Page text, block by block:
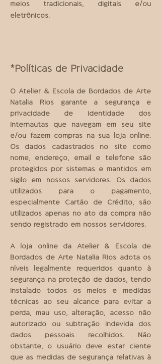
meios tradicionais, digitais e/ou
eletrônicos.
*Polí­ticas de Privacidade
O Atelier & Escola de Bordados de Arte
Natalia Rios garante a segurança e
privacidade de identidade dos
internautas que navegam em seu site
e/ou fazem compras na sua loja online.
Os dados cadastrados no site como
nome, endereço, email e telefone são
protegidos por sistemas e mantidos em
sigilo em nossos servidores. Os dados
utilizados para o pagamento,
especialmente Cartão de Crédito, são
utilizados apenas no ato da compra não
sendo registrado em nossos servidores.
A loja online da Atelier & Escola de
Bordados de Arte Natalia Rios adota os
níveis legalmente requeridos quanto à
segurança na proteção de dados, tendo
instalado todos os meios e medidas
técnicas ao seu alcance para evitar a
perda, mau uso, alteração, acesso não
autorizado ou subtração indevida dos
dados pessoais recolhidos. Não
obstante, o usuário deve estar ciente
que as medidas de segurança relativas à